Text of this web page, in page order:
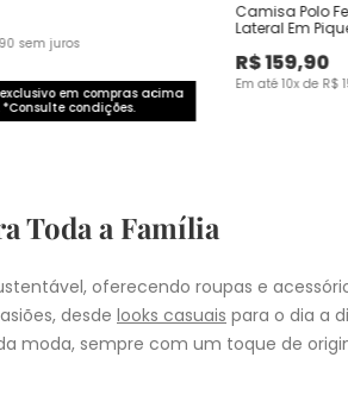
sem juros
em compras acima
condições.
Camisa Polo
Lateral Em
R$159,90
Em até10x de R$
Toda a Família
oferecendo roupas e
desde looks casuais para o dia a
moda, sempre com um toque de